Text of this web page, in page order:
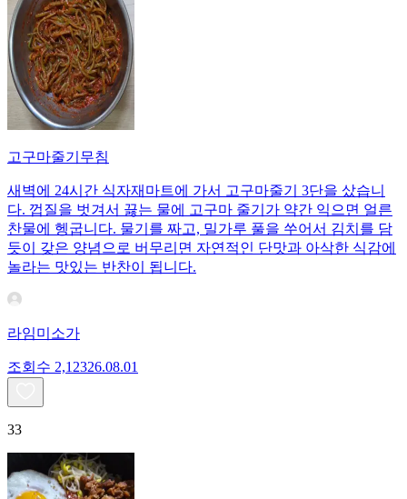
고구마줄기무침
새벽에 24시간 식자재마트에 가서 고구마줄기 3단을 샀습니
다. 껍질을 벗겨서 끓는 물에 고구마 줄기가 약간 익으면 얼른
찬물에 헹굽니다. 물기를 짜고, 밀가루 풀을 쑤어서 김치를 담
듯이 갖은 양념으로 버무리면 자연적인 단맛과 아삭한 식감에
놀라는 맛있는 반찬이 됩니다.
라임미소가
조회수 2,12326.08.01
33